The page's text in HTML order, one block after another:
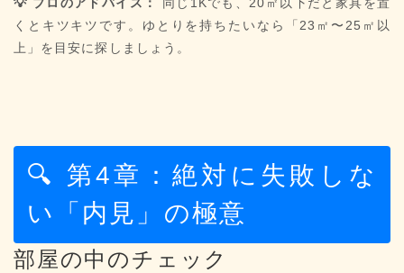
くとキツキツです。ゆとりを持ちたいなら「23㎡〜25㎡以
上」を目安に探しましょう。
🔍 第4章：絶対に失敗しな
い「内見」の極意
部屋の中のチェック